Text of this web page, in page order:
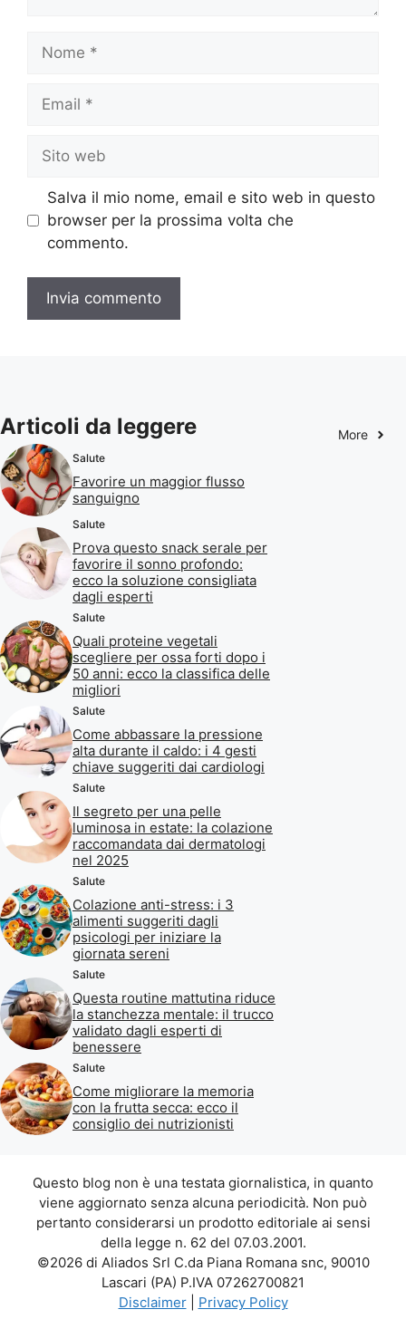
web
Salva il mio nome, email e sito web in questo
browser per la prossima volta che
commento.
Articoli da leggere More
Salute
Favorire un maggior flusso
sanguigno
Salute
Prova questo snack serale per
favorire il sonno profondo:
ecco la soluzione consigliata
dagli esperti
Salute
Quali proteine vegetali
scegliere per ossa forti dopo i
50 anni: ecco la classifica delle
migliori
Salute
Come abbassare la pressione
alta durante il caldo: i 4 gesti
chiave suggeriti dai cardiologi
Salute
Il segreto per una pelle
luminosa in estate: la colazione
raccomandata dai dermatologi
nel 2025
Salute
Colazione anti-stress: i 3
alimenti suggeriti dagli
psicologi per iniziare la
giornata sereni
Salute
Questa routine mattutina riduce
la stanchezza mentale: il trucco
validato dagli esperti di
benessere
Salute
Come migliorare la memoria
con la frutta secca: ecco il
consiglio dei nutrizionisti
Questo blog non è una testata giornalistica, in quanto
viene aggiornato senza alcuna periodicità. Non può
pertanto considerarsi un prodotto editoriale ai sensi
della legge n. 62 del 07.03.2001.
©2026 di Aliados Srl C.da Piana Romana snc, 90010
Lascari (PA) P.IVA 07262700821
Disclaimer| Privacy Policy